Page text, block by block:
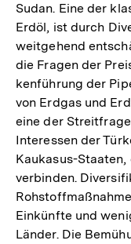
Sudan. Eine der
Erdöl, ist durch
weitgehend
die Fragen der
kenführung der
von Erdgas und
eine der
Interessen der
Kaukasus-
verbinden.
Einkünfte und
Länder. Die